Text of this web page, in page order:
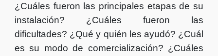
¿Cuáles fueron las principales etapas de su
instalación? ¿Cuáles fueron las
dificultades? ¿Qué y quién les ayudó? ¿Cuál
es su modo de comercialización? ¿Cuáles